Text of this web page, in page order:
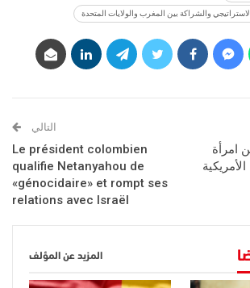
والشراكة بين المغرب والولايات المتحدة
امرأة
التالي
Le président colombien
qualifie Netanyahou de
«génocidaire» et rompt ses
relations avec Israël
المزيد عن المؤلف